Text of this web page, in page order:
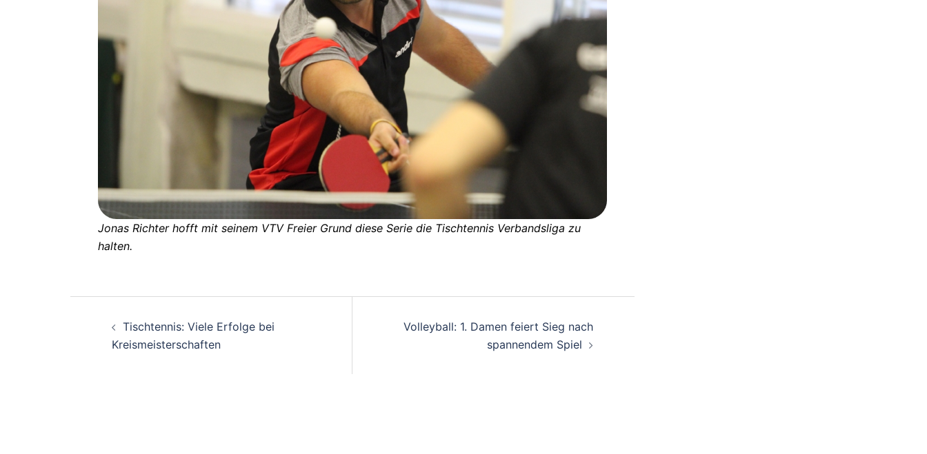
Jonas Richter hofft mit seinem VTV Freier Grund diese Serie die Tischtennis Verbandsliga zu
halten.
Beitragsnavigation
Tischtennis: Viele Erfolge bei
Kreismeisterschaften
Volleyball: 1. Damen feiert Sieg nach
spannendem Spiel